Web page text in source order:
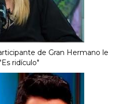
de Gran Hermano le
ridículo"